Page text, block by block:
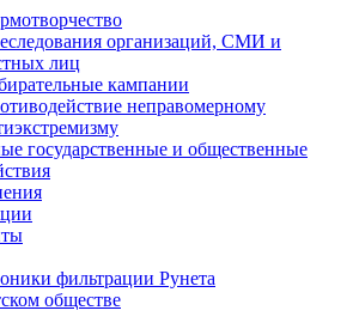
организаций, СМИ и
лиц
кампании
неправомерному
государственные и общественные
фильтрации Рунета
обществе